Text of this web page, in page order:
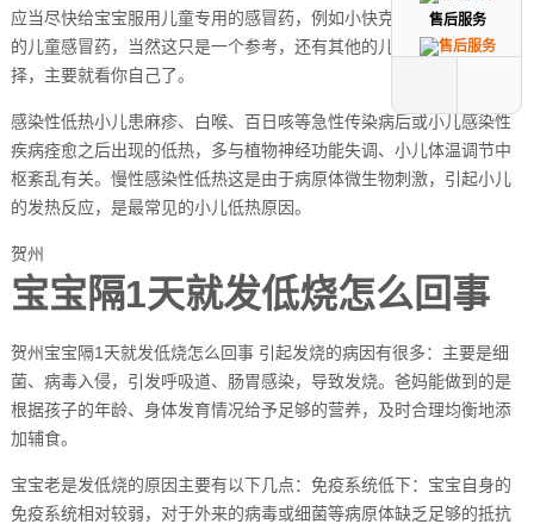
应当尽快给宝宝服用儿童专用的感冒药，例如小快克什么的就是不错
的儿童感冒药，当然这只是一个参考，还有其他的儿童感冒药可以选
择，主要就看你自己了。
感染性低热小儿患麻疹、白喉、百日咳等急性传染病后或小儿感染性
疾病痊愈之后出现的低热，多与植物神经功能失调、小儿体温调节中
枢紊乱有关。慢性感染性低热这是由于病原体微生物刺激，引起小儿
的发热反应，是最常见的小儿低热原因。
贺州
宝宝隔1天就发低烧怎么回事
贺州宝宝隔1天就发低烧怎么回事 引起发烧的病因有很多：主要是细
菌、病毒入侵，引发呼吸道、肠胃感染，导致发烧。爸妈能做到的是
根据孩子的年龄、身体发育情况给予足够的营养，及时合理均衡地添
加辅食。
宝宝老是发低烧的原因主要有以下几点：免疫系统低下：宝宝自身的
免疫系统相对较弱，对于外来的病毒或细菌等病原体缺乏足够的抵抗
售后服务
售后服务